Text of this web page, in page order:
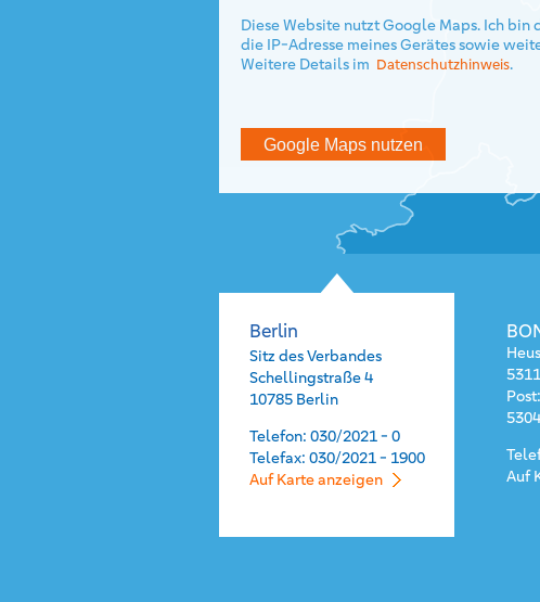
Diese Website nutzt Google Maps. Ich
die IP-Adresse meines Gerätes sowie
Weitere Details im Datenschutzhinweis.
Google Maps nutzen
Berlin
Sitz des Verbandes
Schellingstraße 4
10785 Berlin
Telefon: 030/2021 - 0
Telefax: 030/2021 - 1900
Auf Karte anzeigen
Auf